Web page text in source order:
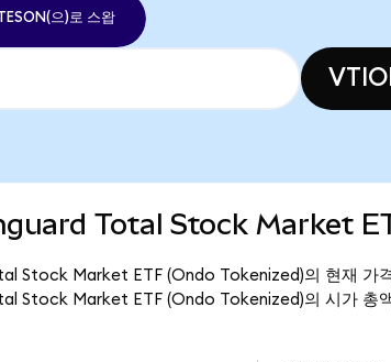
으)로 스왑
Total Stock Market
Stock Market ETF (Ondo Tokenized)의 현재 가
Stock Market ETF (Ondo Tokenized)의 시가 총